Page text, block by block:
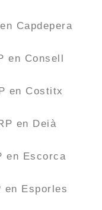
Capdepera
en Consell
en Costitx
en Deià
en Escorca
en Esporles